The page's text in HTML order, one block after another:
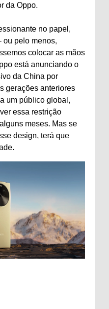
da Oppo.
no papel,
ou pelo menos,
colocar as mãos
está anunciando o
da China por
gerações anteriores
um público global,
essa restrição
meses. Mas se
design, terá que